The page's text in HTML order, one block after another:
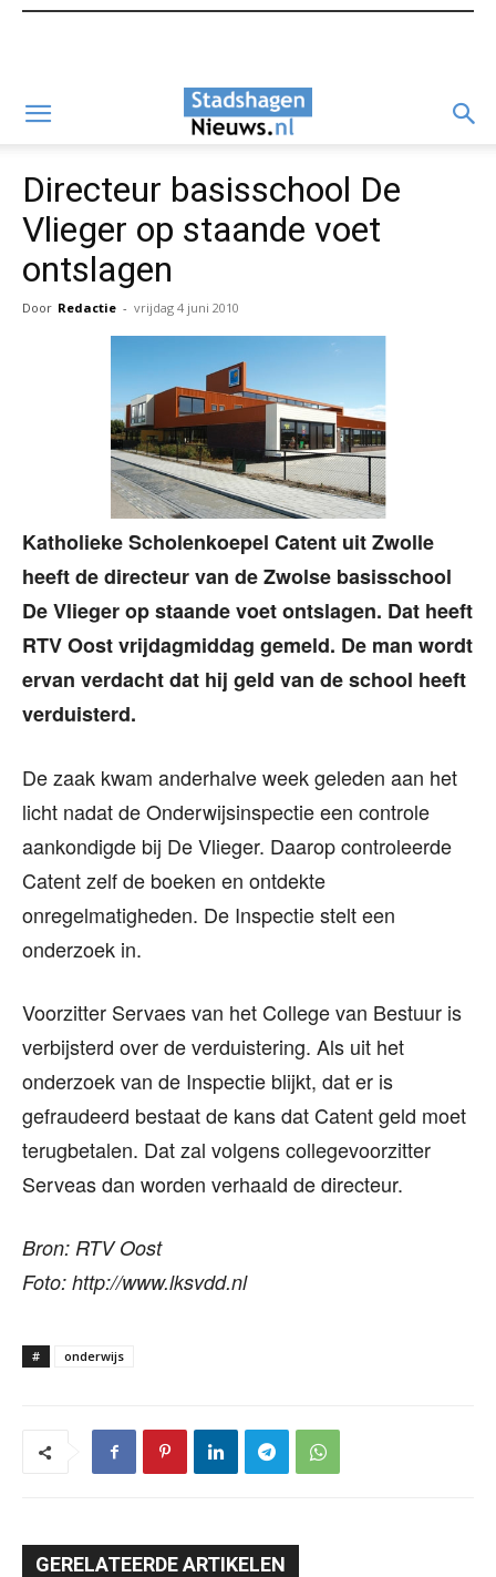
Directeur basisschool De
Vlieger op staande voet
ontslagen
Door Redactie - vrijdag 4 juni 2010
Katholieke Scholenkoepel Catent uit Zwolle
heeft de directeur van de Zwolse basisschool
De Vlieger op staande voet ontslagen. Dat heeft
RTV Oost vrijdagmiddag gemeld. De man wordt
ervan verdacht dat hij geld van de school heeft
verduisterd.
De zaak kwam anderhalve week geleden aan het
licht nadat de Onderwijsinspectie een controle
aankondigde bij De Vlieger. Daarop controleerde
Catent zelf de boeken en ontdekte
onregelmatigheden. De Inspectie stelt een
onderzoek in.
Voorzitter Servaes van het College van Bestuur is
verbijsterd over de verduistering. Als uit het
onderzoek van de Inspectie blijkt, dat er is
gefraudeerd bestaat de kans dat Catent geld moet
terugbetalen. Dat zal volgens collegevoorzitter
Serveas dan worden verhaald de directeur.
Bron: RTV Oost
Foto: http://www.lksvdd.nl
# onderwijs
GERELATEERDE ARTIKELEN